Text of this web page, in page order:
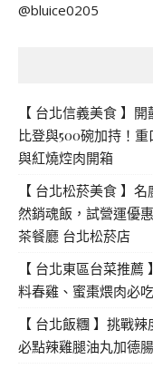
鍵
@bluice0205
【 台北信義美食 】
比登與500碗加持！
與紅燒焢肉開箱
【 台北松菸美食 】
然銷魂飯，試營運優
茶餐廳 台北松菸店
【 台北東區台菜推
料春雞、蜜棗煨肉必
【 台北飯糰 】挑戰
必點辣雞腿油丸加德